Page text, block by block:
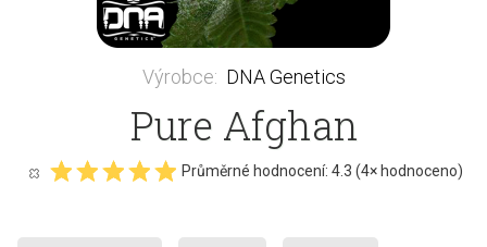
Výrobce: DNA Genetics
Pure Afghan
Průměrné hodnocení: 4.3 (4× hodnoceno)